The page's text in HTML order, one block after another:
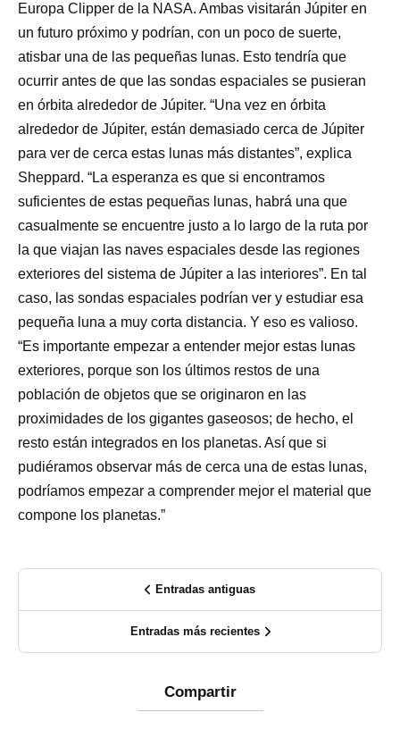
Europa Clipper de la NASA. Ambas visitarán Júpiter en
un futuro próximo y podrían, con un poco de suerte,
atisbar una de las pequeñas lunas. Esto tendría que
ocurrir antes de que las sondas espaciales se pusieran
en órbita alrededor de Júpiter. “Una vez en órbita
alrededor de Júpiter, están demasiado cerca de Júpiter
para ver de cerca estas lunas más distantes”, explica
Sheppard. “La esperanza es que si encontramos
suficientes de estas pequeñas lunas, habrá una que
casualmente se encuentre justo a lo largo de la ruta por
la que viajan las naves espaciales desde las regiones
exteriores del sistema de Júpiter a las interiores”. En tal
caso, las sondas espaciales podrían ver y estudiar esa
pequeña luna a muy corta distancia. Y eso es valioso.
“Es importante empezar a entender mejor estas lunas
exteriores, porque son los últimos restos de una
población de objetos que se originaron en las
proximidades de los gigantes gaseosos; de hecho, el
resto están integrados en los planetas. Así que si
pudiéramos observar más de cerca una de estas lunas,
podríamos empezar a comprender mejor el material que
compone los planetas.”
Entradas antiguas
Entradas más recientes
Compartir